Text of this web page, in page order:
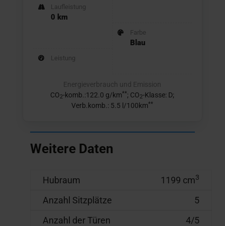
Laufleistung
0 km
Leistung
Farbe
Blau
Energieverbrauch und Emission
CO2-komb.:122.0 g/km**; CO2-Klasse: D;
Verb.komb.: 5.5 l/100km**
Weitere Daten
Hubraum 1199 cm3
Anzahl Sitzplätze
5
Anzahl der Türen
4/5